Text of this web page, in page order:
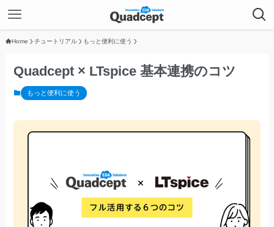
Home チュートリアル もっと便利に使う
Quadcept × LTspice 基本連携のコツ
もっと便利に使う